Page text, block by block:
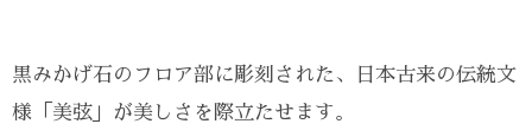
黒みかげ石のフロア部に彫刻された、日本古来の伝統文
様「美弦」が美しさを際立たせます。